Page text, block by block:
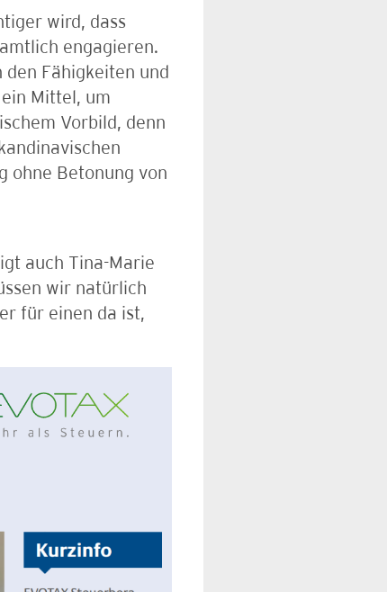
wird, dass
engagieren.
Fähigkeiten und
Mittel, um
Vorbild, denn
ohne Betonung von
auch Tina-Marie
wir natürlich
für einen da ist,